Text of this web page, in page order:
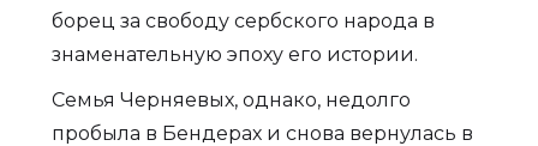
борец за свободу сербского народа в
знаменательную эпоху его истории.
Семья Черняевых, однако, недолго
пробыла в Бендерах и снова вернулась в